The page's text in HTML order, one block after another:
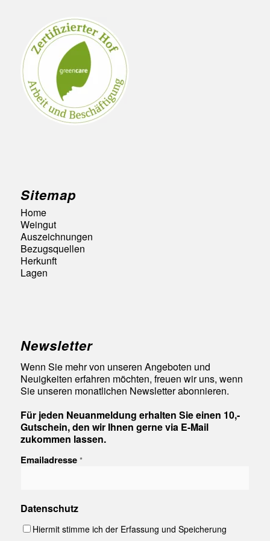
Sitemap
Home
Weingut
Auszeichnungen
Bezugsquellen
Herkunft
Lagen
Newsletter
Wenn Sie mehr von unseren Angeboten und
Neuigkeiten erfahren möchten, freuen wir uns, wenn
Sie unseren monatlichen Newsletter abonnieren.
Für jeden Neuanmeldung erhalten Sie einen 10,-
Gutschein, den wir Ihnen gerne via E-Mail
zukommen lassen.
Emailadresse *
Datenschutz
Hiermit stimme ich der Erfassung und Speicherung